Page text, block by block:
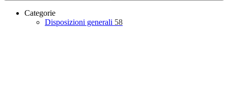
Categorie
Disposizioni generali 58